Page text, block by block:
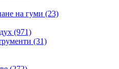
на гуми (23)
(971)
(31)